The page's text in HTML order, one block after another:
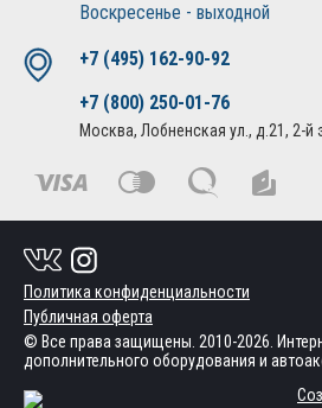
Воскресенье - выходной
+7 (495) 162-90-92
+7 (800) 250-01-76
Москва, Лобненская ул., д.21, 2-й
Политика конфиденциальности
Публичная оферта
© Все права защищены. 2010-2026.
дополнительного оборудования и